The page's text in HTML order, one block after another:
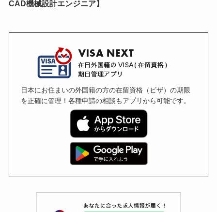
CAD機械設計エンジニア】
日本にお住まいの外国籍の方の在留資格（ビザ）の期限
を正確に管理！各種申請の相談もアプリから可能です。